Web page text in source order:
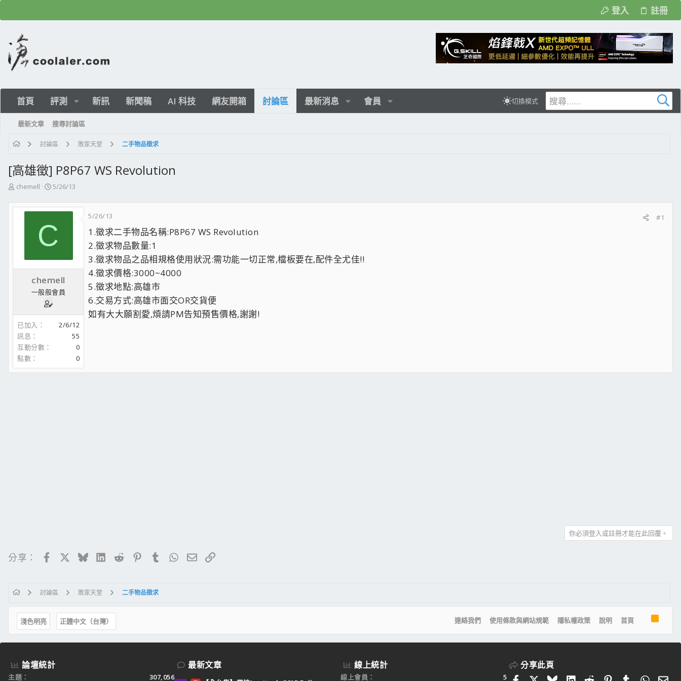
登入 註冊
首頁 評測 新訊 新聞稿 AI 科技 網友開箱 討論區 最新消息 會員 切換模式
最新文章 搜尋討論區
討論區 敗家天堂 二手物品徵求
[高雄徵] P8P67 WS Revolution
主
發
chemell
開
日
5/26/13
C
chemell
一般般會員
已加入
2/6/12
訊息
55
互動分數
0
點數
0
5/26/13 #1
1.徵求二手物品名稱:P8P67 WS Revolution
2.徵求物品數量:1
3.徵求物品之品相規格使用狀況:需功能一切正常,檔板要在,配件全尤佳!!
4.徵求價格:3000~4000
5.徵求地點:高雄市
6.交易方式:高雄市面交OR交貨便
如有大大願割愛,煩請PM告知預售價格,謝謝!
你必須登入或註冊才能在此回覆。
分享： FacebookBlueskyLinkedIn
RedditPinterestTumblrWhatsApp
電子郵件
連結
討論區 敗家天堂 二手物品徵求
淺色明亮 正體中文（台灣） 連絡我們 使用條款與網站規範 隱私權政策 說明 首頁
論壇統計
主題
307,056
最新文章 線上統計
線上會員
5
分享此頁
FacebookBlueskyLinkedIn
RedditPinterestTumblr 電